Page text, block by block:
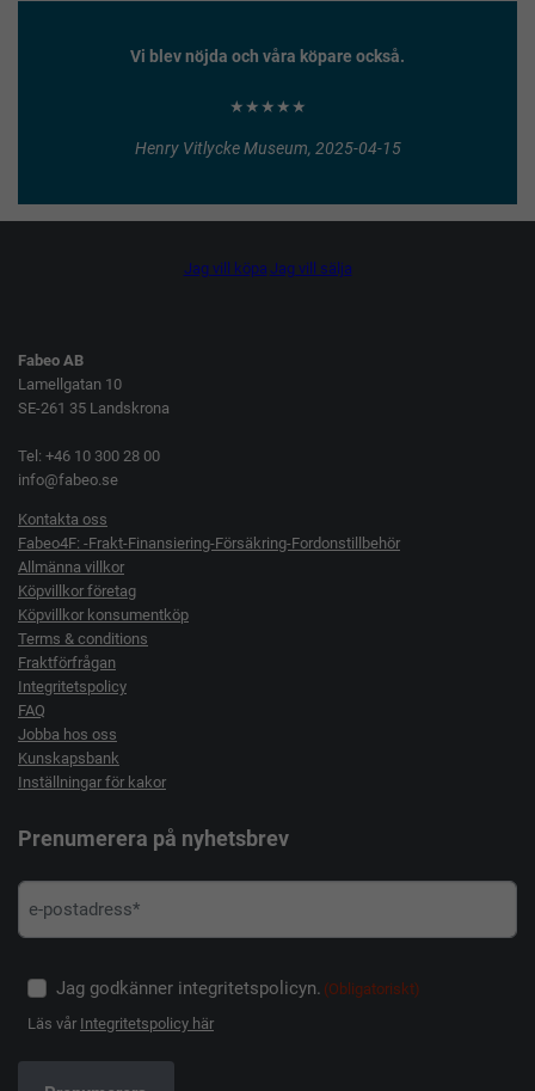
Vi blev nöjda och våra köpare också.
★★★★★
Henry Vitlycke Museum, 2025-04-15
Jag vill köpa Jag vill sälja
Fabeo AB
Lamellgatan 10
SE-261 35 Landskrona
Tel: +46 10 300 28 00
info@fabeo.se
Kontakta oss
Fabeo4F: -Frakt-Finansiering-Försäkring-Fordonstillbehör
Allmänna villkor
Köpvillkor företag
Köpvillkor konsumentköp
Terms & conditions
Fraktförfrågan
Integritetspolicy
FAQ
Jobba hos oss
Kunskapsbank
Inställningar för kakor
Prenumerera på nyhetsbrev
Jag godkänner integritetspolicyn. (Obligatoriskt)
Läs vår Integritetspolicy här